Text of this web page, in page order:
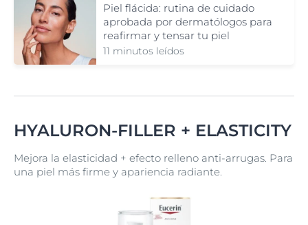
Piel flácida: rutina de cuidado
aprobada por dermatólogos para
reafirmar y tensar tu piel
11 minutos leídos
HYALURON-FILLER + ELASTICITY
Mejora la elasticidad + efecto relleno anti-arrugas. Para
una piel más firme y apariencia radiante.